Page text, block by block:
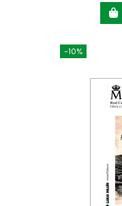
-10%